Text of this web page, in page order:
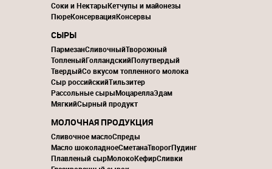
Соки и НектарыКетчупы и майонезы
ПюреКонсервацияКонсервы
СЫРЫ
ПармезанСливочныйТворожный
ТопленыйГолландскийПолутвердый
ТвердыйСо вкусом топленного молока
Сыр российскийТильзитер
Рассольные сырыМоцареллаЭдам
МягкийСырный продукт
МОЛОЧНАЯ ПРОДУКЦИЯ
Сливочное маслоСпреды
Масло шоколадноеСметанаТворогПудинг
Плавленый сырМолокоКефирСливки